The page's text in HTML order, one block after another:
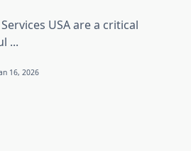
USA are a critical
...
16, 2026